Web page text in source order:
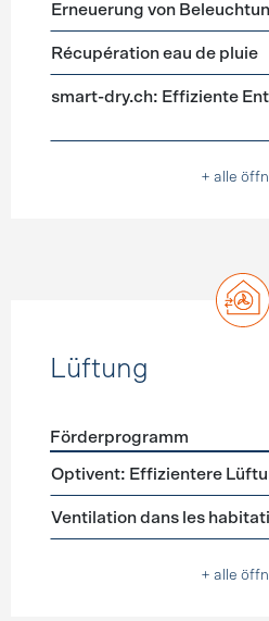
Erneuerung von
Récupération eau de pluie
smart-dry.ch: Effiziente
+ alle
Lüftung
Förderprogramme Lüftung
Förderprogramm
Optivent: Effizientere
Ventilation dans les
+ alle